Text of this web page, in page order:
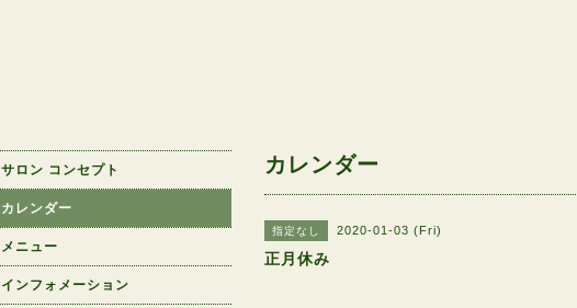
カレンダー
指定なし 2020-01-03 (Fri)
正月休み
サロン コンセプト
カレンダー
メニュー
インフォメーション